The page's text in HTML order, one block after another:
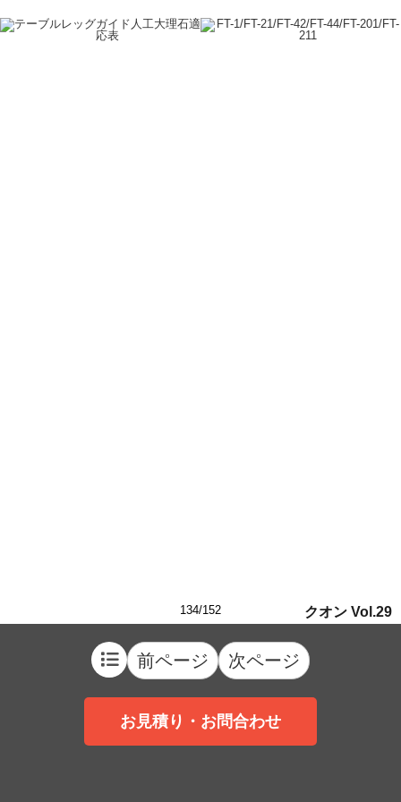
134/152 クオン Vol.29
前ページ 次ページ
お見積り・お問合わせ